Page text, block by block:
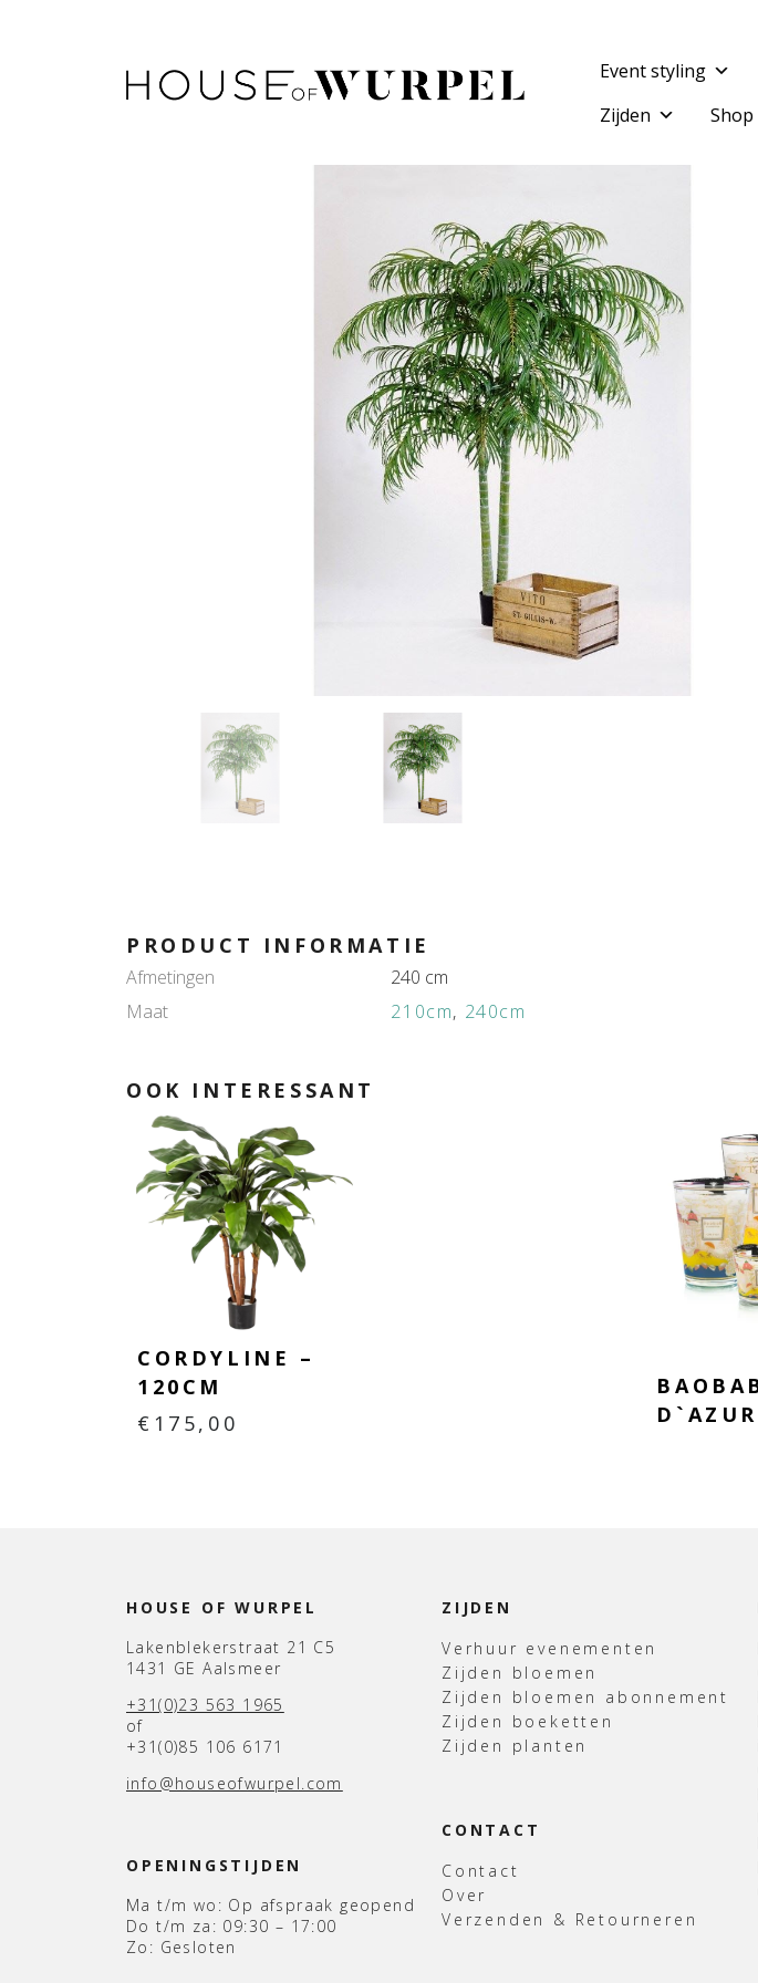
Event styling
Zijden
Shop
PRODUCT INFORMATIE
Afmetingen
240 cm
Maat
210cm, 240cm
OOK INTERESSANT
CORDYLINE –
120CM
€ 175,00
D`AZUR
HOUSE OF WURPEL
Lakenblekerstraat 21 C5
1431 GE Aalsmeer
+31(0)23 563 1965
of
+31(0)85 106 6171
info@houseofwurpel.com
OPENINGSTIJDEN
Ma t/m wo: Op afspraak geopend
Do t/m za: 09:30 – 17:00
Zo: Gesloten
ZIJDEN
Verhuur evenementen
Zijden bloemen
Zijden bloemen abonnement
Zijden boeketten
Zijden planten
CONTACT
Contact
Over
Verzenden & Retourneren